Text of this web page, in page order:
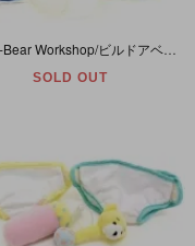
SOLD OUT